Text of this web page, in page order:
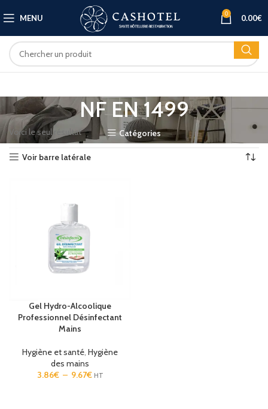
MENU 0 0.00€
NF EN 1499
Catégories
Voici le seul résultat
Voir barre latérale
Gel Hydro-Alcoolique
Professionnel Désinfectant
Mains
Hygiène et santé, Hygiène
des mains
3.86€ – 9.67€ HT